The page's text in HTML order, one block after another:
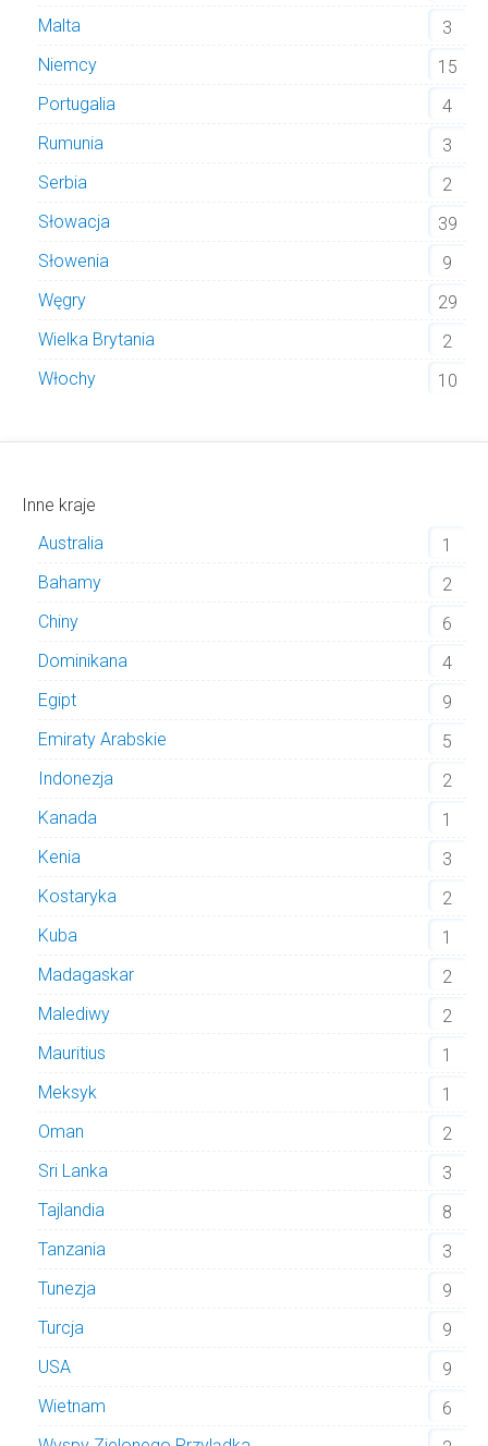
Malta
3
Niemcy
15
Portugalia
4
Rumunia
3
Serbia
2
Słowacja
39
Słowenia
9
Węgry
29
Wielka Brytania
2
Włochy
10
Inne kraje
Australia
1
Bahamy
2
Chiny
6
Dominikana
4
Egipt
9
Emiraty Arabskie
5
Indonezja
2
Kanada
1
Kenia
3
Kostaryka
2
Kuba
1
Madagaskar
2
Malediwy
2
Mauritius
1
Meksyk
1
Oman
2
Sri Lanka
3
Tajlandia
8
Tanzania
3
Tunezja
9
Turcja
9
USA
9
Wietnam
6